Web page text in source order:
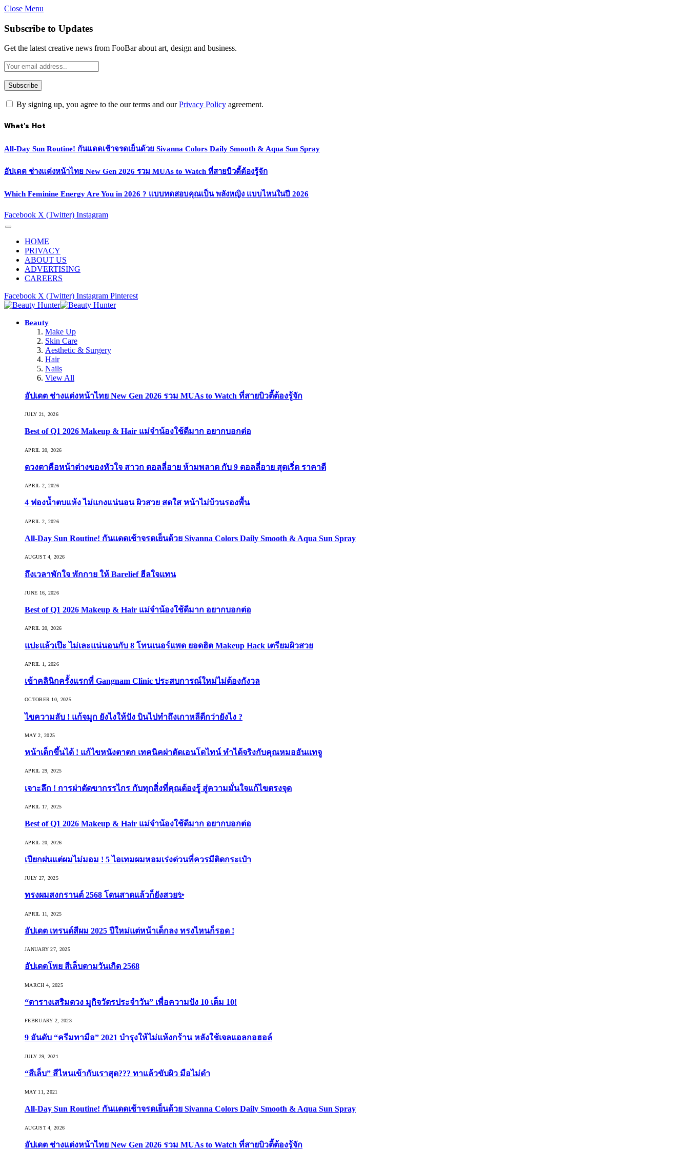
Close Menu
Subscribe to Updates
Get the latest creative news from FooBar about art, design and business.
By signing up, you agree to the our terms and ourPrivacy Policy agreement.
What's Hot
All-Day Sun Routine! กันแดดเช้าจรดเย็นด้วย Sivanna Colors Daily Smooth & Aqua Sun Spray
อัปเดต ช่างแต่งหน้าไทย New Gen 2026 รวม MUAs to Watch ที่สายบิวตี้ต้องรู้จัก
Which Feminine Energy Are You in 2026 ? แบบทดสอบคุณเป็น พลังหญิง แบบไหนในปี 2026
Facebook X (Twitter) Instagram
HOME
PRIVACY
ABOUT US
ADVERTISING
CAREERS
Facebook X (Twitter) Instagram Pinterest
Beauty
Make Up
Skin Care
Aesthetic & Surgery
Hair
Nails
View All
อัปเดต ช่างแต่งหน้าไทย New Gen 2026 รวม MUAs to Watch ที่สายบิวตี้ต้องรู้จัก
JULY 21, 2026
Best of Q1 2026 Makeup & Hair แม่จ๋าน้องใช้ดีมาก อยากบอกต่อ
APRIL 20, 2026
ดวงตาคือหน้าต่างของหัวใจ สาวก ดอลลี่อาย ห้ามพลาด กับ 9 ดอลลี่อาย สุดเริ่ด ราคาดี
APRIL 2, 2026
4 ฟองน้ำตบแห้ง ไม่แกงแน่นอน ผิวสวย สดใส หน้าไม่บ้วนรองพื้น
APRIL 2, 2026
All-Day Sun Routine! กันแดดเช้าจรดเย็นด้วย Sivanna Colors Daily Smooth & Aqua Sun Spray
AUGUST 4, 2026
ถึงเวลาพักใจ พักกาย ให้ Barelief ฮีลใจแทน
JUNE 16, 2026
Best of Q1 2026 Makeup & Hair แม่จ๋าน้องใช้ดีมาก อยากบอกต่อ
APRIL 20, 2026
แปะแล้วเป๊ะ ไม่เละแน่นอนกับ 8 โทนเนอร์แพด ยอดฮิต Makeup Hack เตรียมผิวสวย
APRIL 1, 2026
เข้าคลินิกครั้งแรกที่ Gangnam Clinic ประสบการณ์ใหม่ไม่ต้องกังวล
OCTOBER 10, 2025
ไขความลับ ! แก้จมูก ยังไงให้ปัง บินไปทำถึงเกาหลีดีกว่ายังไง ?
MAY 2, 2025
หน้าเด็กขึ้นได้ ! แก้ไขหนังตาตก เทคนิคผ่าตัดเอนโดไทน์ ทำได้จริงกับคุณหมออันแทจู
APRIL 29, 2025
เจาะลึก ! การผ่าตัดขากรรไกร กับทุกสิ่งที่คุณต้องรู้ สู่ความมั่นใจแก้ไขตรงจุด
APRIL 17, 2025
Best of Q1 2026 Makeup & Hair แม่จ๋าน้องใช้ดีมาก อยากบอกต่อ
APRIL 20, 2026
เปียกฝนแต่ผมไม่มอม ! 5 ไอเทมผมหอมเร่งด่วนที่ควรมีติดกระเป๋า
JULY 27, 2025
ทรงผมสงกรานต์ 2568 โดนสาดแล้วก็ยังสวย✨
APRIL 11, 2025
อัปเดต เทรนด์สีผม 2025 ปีใหม่แต่หน้าเด็กลง ทรงไหนก็รอด !
JANUARY 27, 2025
อัปเดตโพย สีเล็บตามวันเกิด 2568
MARCH 4, 2025
“ตารางเสริมดวง มูกิจวัตรประจำวัน” เพื่อความปัง 10 เต็ม 10!
FEBRUARY 2, 2023
9 อันดับ “ครีมทามือ” 2021 บำรุงให้ไม่แห้งกร้าน หลังใช้เจลแอลกอฮอล์
JULY 29, 2021
“สีเล็บ” สีไหนเข้ากับเราสุด??? ทาแล้วขับผิว มือไม่ดำ
MAY 11, 2021
All-Day Sun Routine! กันแดดเช้าจรดเย็นด้วย Sivanna Colors Daily Smooth & Aqua Sun Spray
AUGUST 4, 2026
อัปเดต ช่างแต่งหน้าไทย New Gen 2026 รวม MUAs to Watch ที่สายบิวตี้ต้องรู้จัก